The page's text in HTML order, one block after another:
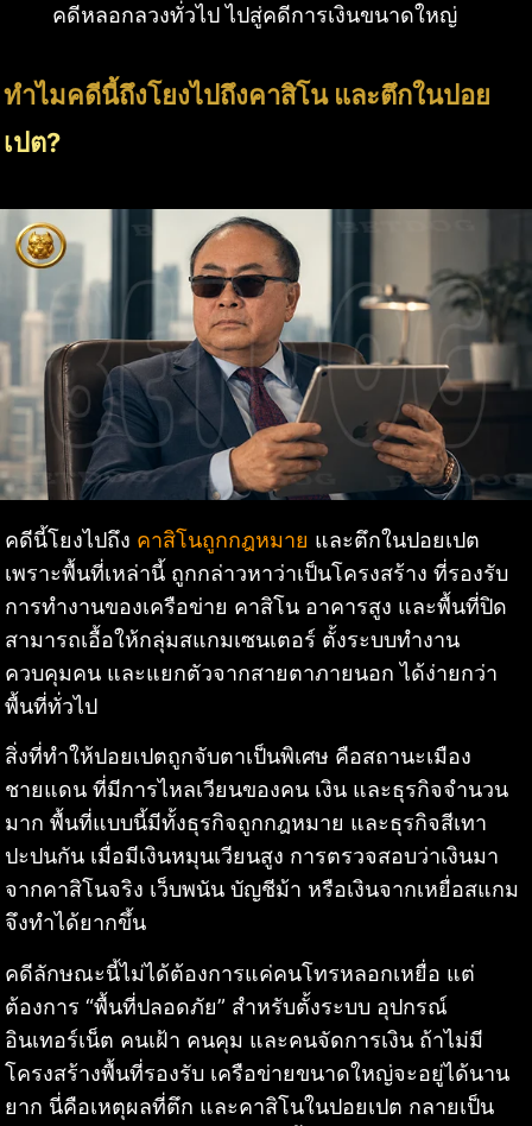
คดีหลอกลวงทั่วไป ไปสู่คดีการเงินขนาดใหญ่
ทำไมคดีนี้ถึงโยงไปถึงคาสิโน และตึกในปอย
เปต?
คดีนี้โยงไปถึง คาสิโนถูกกฎหมาย และตึกในปอยเปต
เพราะพื้นที่เหล่านี้ ถูกกล่าวหาว่าเป็นโครงสร้าง ที่รองรับ
การทำงานของเครือข่าย คาสิโน อาคารสูง และพื้นที่ปิด
สามารถเอื้อให้กลุ่มสแกมเซนเตอร์ ตั้งระบบทำงาน
ควบคุมคน และแยกตัวจากสายตาภายนอก ได้ง่ายกว่า
พื้นที่ทั่วไป
สิ่งที่ทำให้ปอยเปตถูกจับตาเป็นพิเศษ คือสถานะเมือง
ชายแดน ที่มีการไหลเวียนของคน เงิน และธุรกิจจำนวน
มาก พื้นที่แบบนี้มีทั้งธุรกิจถูกกฎหมาย และธุรกิจสีเทา
ปะปนกัน เมื่อมีเงินหมุนเวียนสูง การตรวจสอบว่าเงินมา
จากคาสิโนจริง เว็บพนัน บัญชีม้า หรือเงินจากเหยื่อสแกม
จึงทำได้ยากขึ้น
คดีลักษณะนี้ไม่ได้ต้องการแค่คนโทรหลอกเหยื่อ แต่
ต้องการ “พื้นที่ปลอดภัย” สำหรับตั้งระบบ อุปกรณ์
อินเทอร์เน็ต คนเฝ้า คนคุม และคนจัดการเงิน ถ้าไม่มี
โครงสร้างพื้นที่รองรับ เครือข่ายขนาดใหญ่จะอยู่ได้นาน
ยาก นี่คือเหตุผลที่ตึก และคาสิโนในปอยเปต กลายเป็น